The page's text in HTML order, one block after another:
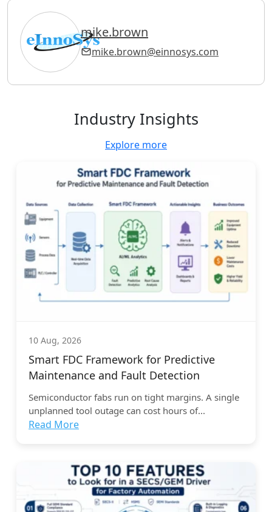
mike.brown
mike.brown@einnosys.com
Industry Insights
Explore more
10 Aug, 2026
Smart FDC Framework for Predictive
Maintenance and Fault Detection
Semiconductor fabs run on tight margins. A single
unplanned tool outage can cost hours of...
Read More